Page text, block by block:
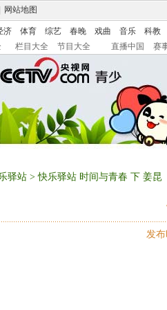
网站地图
济 体育 综艺 春晚 戏曲 音乐 科教
栏目大全 节目大全 直播中国 赛
驿站 > 快乐驿站 时间与青春 下 姜昆
发布